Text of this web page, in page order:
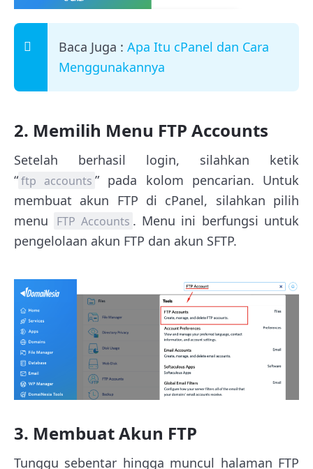
Baca Juga : Apa Itu cPanel dan Cara
Menggunakannya
2. Memilih Menu FTP Accounts
Setelah berhasil login, silahkan ketik
“ftp accounts ” pada kolom pencarian. Untuk
membuat akun FTP di cPanel, silahkan pilih
menu
FTP Accounts . Menu ini berfungsi untuk
pengelolaan akun FTP dan akun SFTP.
3. Membuat Akun FTP
Tunggu sebentar hingga muncul halaman FTP